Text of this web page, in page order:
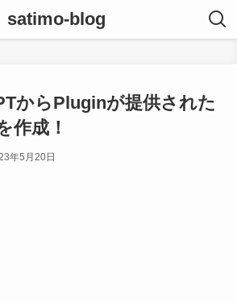
satimo-blog
からPluginが提供された
作成！
年5月20日